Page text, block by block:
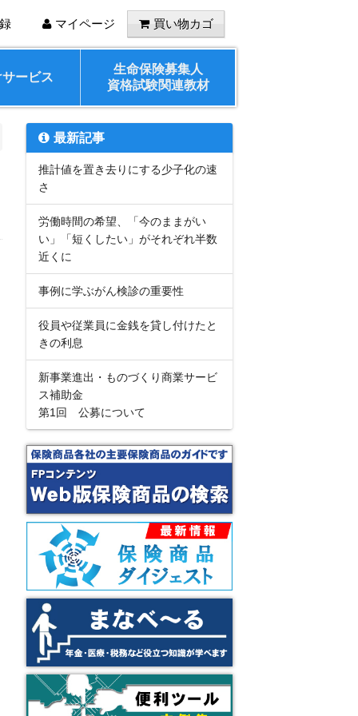
マイページ 買い物カゴ
ービス
生命保険募集人
資格試験関連教材
最新記事
推計値を置き去りにする少子化の速
さ
労働時間の希望、「今のままがい
い」「短くしたい」がそれぞれ半数
近くに
事例に学ぶがん検診の重要性
役員や従業員に金銭を貸し付けたと
きの利息
新事業進出・ものづくり商業サービ
ス補助金
第1回 公募について